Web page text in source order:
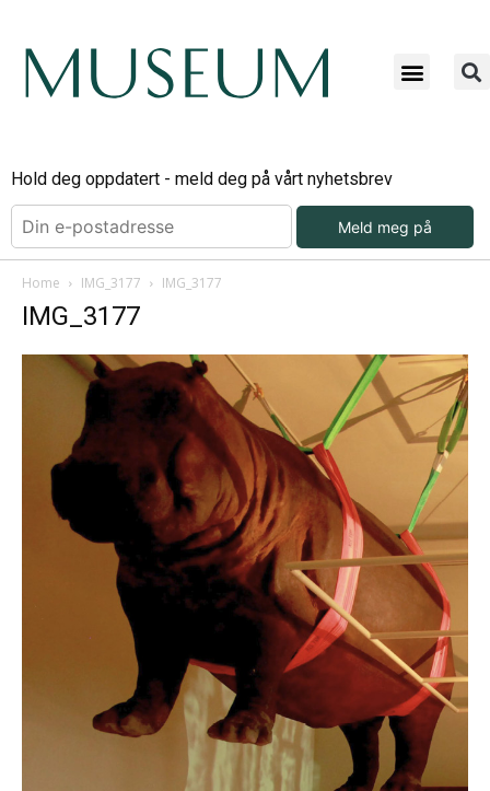
Hold deg oppdatert - meld deg på vårt nyhetsbrev
Meld meg på
Home IMG_3177 IMG_3177
IMG_3177